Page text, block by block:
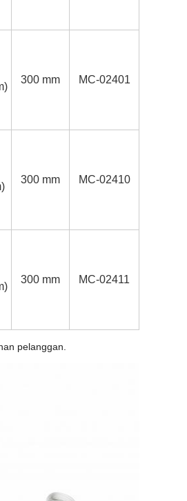
300 mm MC-02401
300 mm MC-02410
300 mm MC-02411
pelanggan.